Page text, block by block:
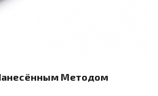
Методом